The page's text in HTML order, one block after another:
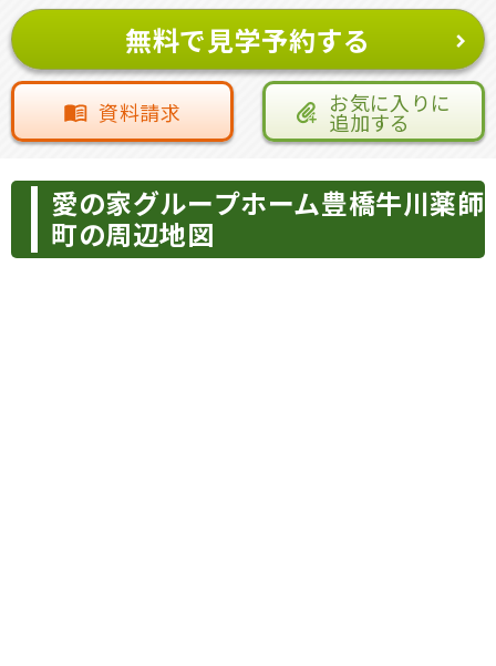
無料で見学予約する
資料請求 お気に入りに
追加する
愛の家グループホーム豊橋牛川薬師
町の周辺地図